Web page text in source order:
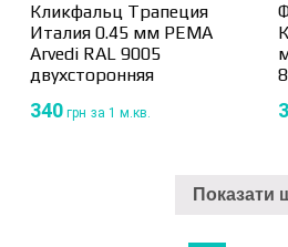
Кликфальц Трапеция
Италия 0.45 мм PEMA
Arvedi RAL 9005
двухсторонняя
340 грн за 1 м.кв.
Показати